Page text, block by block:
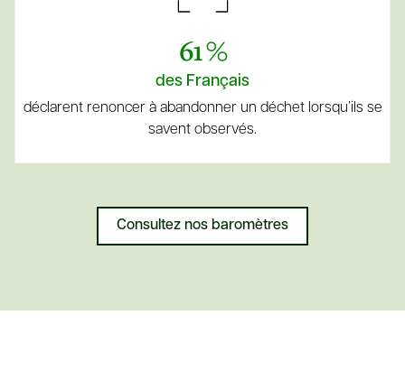
61 %
des Français
déclarent renoncer à abandonner un déchet lorsqu’ils se
savent observés.
Consultez nos baromètres